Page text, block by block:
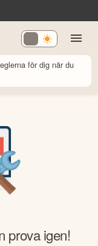
för dig när du
prova igen!